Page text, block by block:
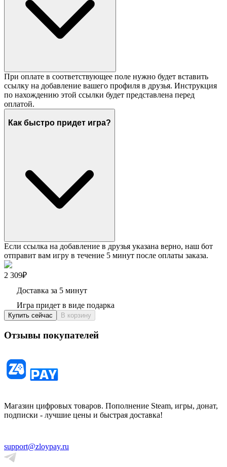
При оплате в соответствующее поле нужно будет вставить
ссылку на добавление вашего профиля в друзья. Инструкция
по нахождению этой ссылки будет представлена перед
оплатой.
Как быстро придет игра?
Если ссылка на добавление в друзья указана верно, наш бот
отправит вам игру в течение 5 минут после оплаты заказа.
2 309₽
Доставка за 5 минут
Игра придет в виде подарка
Купить сейчас В корзину
Отзывы покупателей
Магазин цифровых товаров. Пополнение Steam, игры, донат,
подписки - лучшие цены и быстрая доставка!
support@zloypay.ru